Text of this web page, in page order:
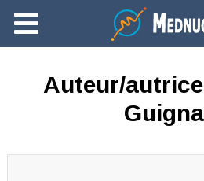
Ajouter du contenu
Auteur/